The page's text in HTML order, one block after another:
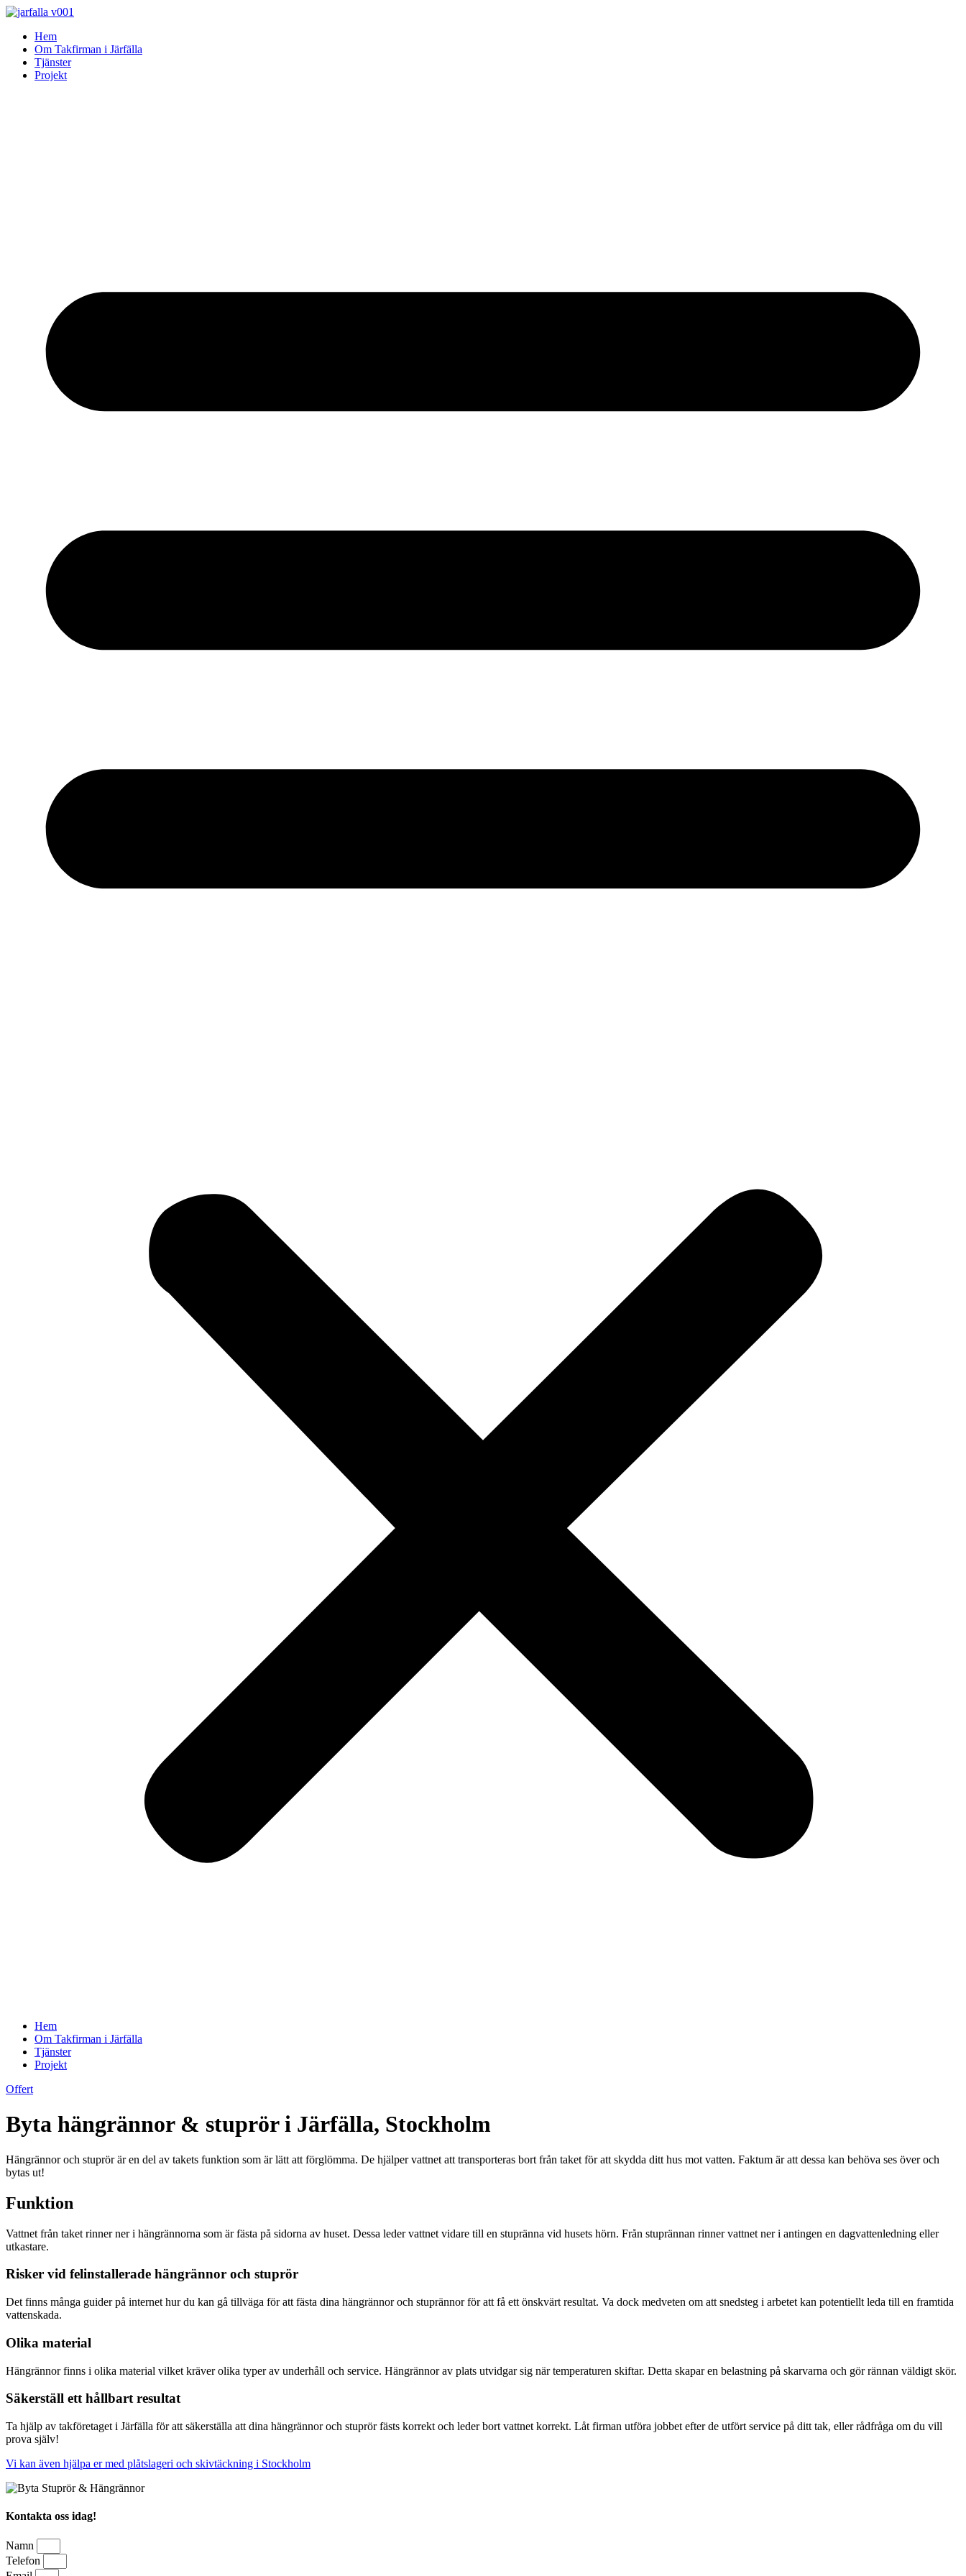
Skip
contentHem
Om Takfirman i Järfälla
Tjänster
Projekt
Hem
Om Takfirman i Järfälla
Tjänster
Projekt
Offert
Byta hängrännor & stuprör i Järfälla, Stockholm
Hängrännor och stuprör är en del av takets funktion som är lätt att förglömma. De hjälper vattnet att transporteras bort från taket för att skydda ditt hus mot vatten. Faktum är att dessa kan behöva ses över och
bytas ut!
Funktion
Vattnet från taket rinner ner i hängrännorna som är fästa på sidorna av huset. Dessa leder vattnet vidare till en stupränna vid husets hörn. Från stuprännan rinner vattnet ner i antingen en dagvattenledning eller
utkastare.
Risker vid felinstallerade hängrännor och stuprör
Det finns många guider på internet hur du kan gå tillväga för att fästa dina hängrännor och stuprännor för att få ett önskvärt resultat. Va dock medveten om att snedsteg i arbetet kan potentiellt leda till en framtida
vattenskada.
Olika material
Hängrännor finns i olika material vilket kräver olika typer av underhåll och service. Hängrännor av plats utvidgar sig när temperaturen skiftar. Detta skapar en belastning på skarvarna och gör rännan väldigt skör.
Säkerställ ett hållbart resultat
Ta hjälp av takföretaget i Järfälla för att säkerställa att dina hängrännor och stuprör fästs korrekt och leder bort vattnet korrekt. Låt firman utföra jobbet efter de utfört service på ditt tak, eller rådfråga om du vill
prova själv!
Vi kan även hjälpa er med plåtslageri och skivtäckning i Stockholm
Kontakta oss idag!
Namn
Telefon